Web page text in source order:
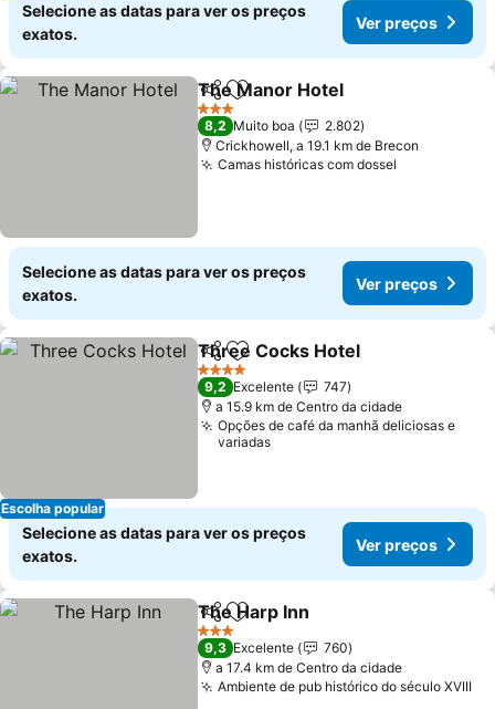
Selecione as datas para ver os preços
exatos.
Ver preços
PartilharAdicionar aos favoritos
The Manor Hotel
3 Estrelas
8,2 Muito boa
2.802
Crickhowell, a 19.1 km de Brecon
Camas históricas com dossel
Selecione as datas para ver os preços
exatos.
Ver preços
Escolha popular
PartilharAdicionar aos favoritos
Three Cocks Hotel
4 Estrelas
9,2 Excelente
747
a 15.9 km de Centro da cidade
Opções de café da manhã deliciosas e
variadas
Selecione as datas para ver os preços
exatos.
Ver preços
PartilharAdicionar aos favoritos
The Harp Inn
3 Estrelas
9,3 Excelente
760
a 17.4 km de Centro da cidade
Ambiente de pub histórico do século XVIII